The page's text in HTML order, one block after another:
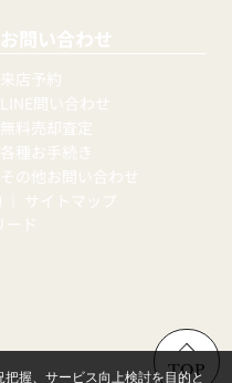
お問い合わせ
来店予約
LINE問い合わせ
無料売却査定
各種お手続き
その他お問い合わせ
サイトマップ
ド
TOP
握、サービス向上検討を目的と